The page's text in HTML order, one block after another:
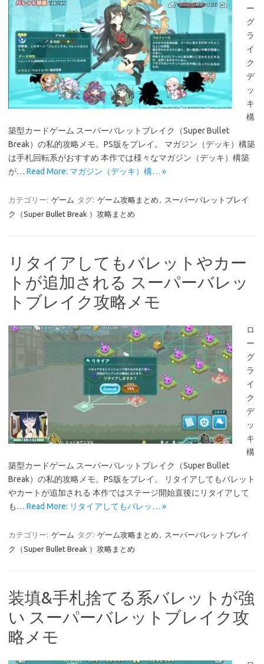
ー
グ
ラ
イ
ク
デ
ッ
キ
構
築型カードゲーム スーパーバレットブレイク（Super Bullet
Break）の私的攻略メモ。PS版をプレイ。 マガジン（デッキ）構築
は手札回転系がおすすめ 本作では様々なマガジン（デッキ）構築
が… Read More: マガジン（デッキ）構… »
カテゴリー: ゲーム タグ: ゲーム攻略まとめ , スーパーバレットブレイ
ク（Super Bullet Break ）攻略まとめ
リタイアしてもバレットやカー
トが追加される スーパーバレッ
トブレイク攻略メモ
ロ
ー
グ
ラ
イ
ク
デ
ッ
キ
構
築型カードゲーム スーパーバレットブレイク（Super Bullet
Break）の私的攻略メモ。PS版をプレイ。 リタイアしてもバレット
やカートが追加される 本作ではステージ開始直後にリタイアして
も… Read More: リタイアしてもバレッ… »
カテゴリー: ゲーム タグ: ゲーム攻略まとめ , スーパーバレットブレイ
ク（Super Bullet Break ）攻略まとめ
装填&手札捨てる系バレットが強
い スーパーバレットブレイク攻
略メモ